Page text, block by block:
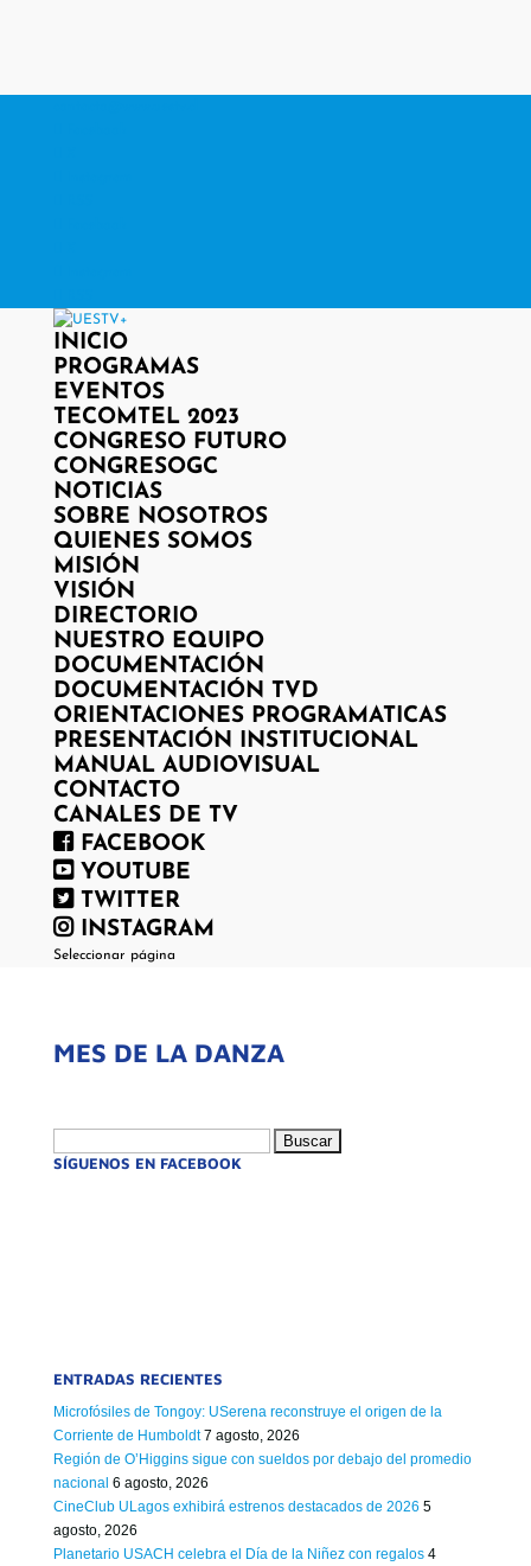
INICIO
PROGRAMAS
EVENTOS
TECOMTEL 2023
CONGRESO FUTURO
CONGRESOGC
NOTICIAS
SOBRE NOSOTROS
QUIENES SOMOS
MISIÓN
VISIÓN
DIRECTORIO
NUESTRO EQUIPO
DOCUMENTACIÓN
DOCUMENTACIÓN TVD
ORIENTACIONES PROGRAMATICAS
PRESENTACIÓN INSTITUCIONAL
MANUAL AUDIOVISUAL
CONTACTO
CANALES DE TV
FACEBOOK
YOUTUBE
TWITTER
INSTAGRAM
Seleccionar página
MES DE LA DANZA
SÍGUENOS EN FACEBOOK
ENTRADAS RECIENTES
Microfósiles de Tongoy: USerena reconstruye el origen de la
Corriente de Humboldt 7 agosto, 2026
Región de O’Higgins sigue con sueldos por debajo del promedio
nacional 6 agosto, 2026
CineClub ULagos exhibirá estrenos destacados de 2026 5
agosto, 2026
Planetario USACH celebra el Día de la Niñez con regalos 4